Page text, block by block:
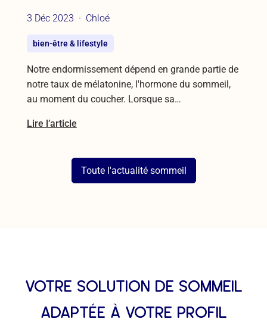
3 Déc 2023 Chloé
bien-être & lifestyle
Notre endormissement dépend en grande partie de
notre taux de mélatonine, l'hormone du sommeil,
au moment du coucher. Lorsque sa…
Lire l’article
Toute l'actualité sommeil
votre solution de sommeil
adaptée à votre profil